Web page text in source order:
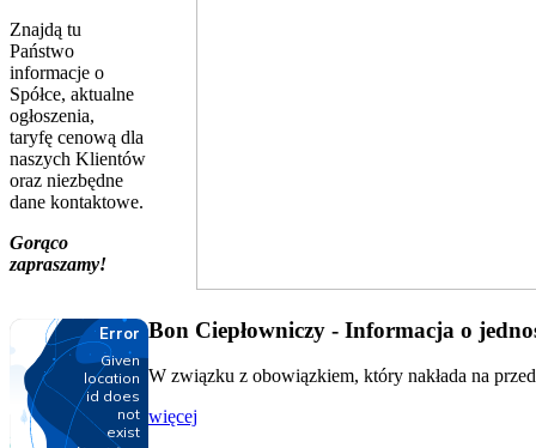
Znajdą tu
Państwo
informacje o
Spółce, aktualne
ogłoszenia,
taryfę cenową dla
naszych Klientów
oraz niezbędne
dane kontaktowe.
Gorąco
zapraszamy!
Bon Ciepłowniczy - Informacja o
W związku z obowiązkiem, który nakłada na
więcej